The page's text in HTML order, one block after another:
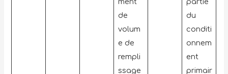
de
volum
e de
rempli
ssage
du
conditi
onnem
ent
primair